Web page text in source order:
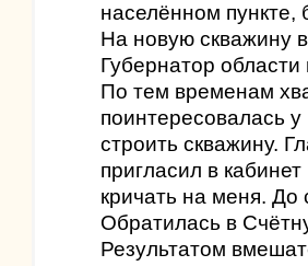
населённом пункте,
На новую скважину
Губернатор
По тем временам
поинтересовалась у
строить скважину.
пригласил в
кричать на меня. До
Обратилась в
Результатом